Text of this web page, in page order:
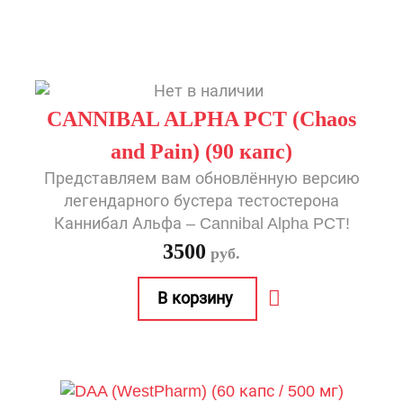
CANNIBAL ALPHA PCT (Chaos
and Pain) (90 капс)
Представляем вам обновлённую версию
легендарного бустера тестостерона
Каннибал Альфа – Cannibal Alpha PCT!
3500 руб.